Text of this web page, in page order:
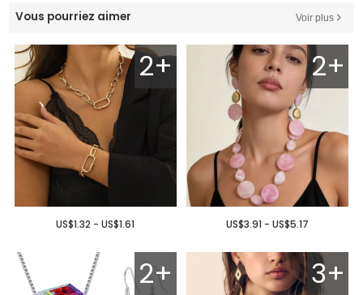
Vous pourriez aimer Voir plus
2+
US$1.32 - US$1.61
2+
US$3.91 - US$5.17
2+ 3+